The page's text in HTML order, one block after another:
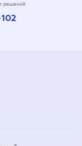
решений